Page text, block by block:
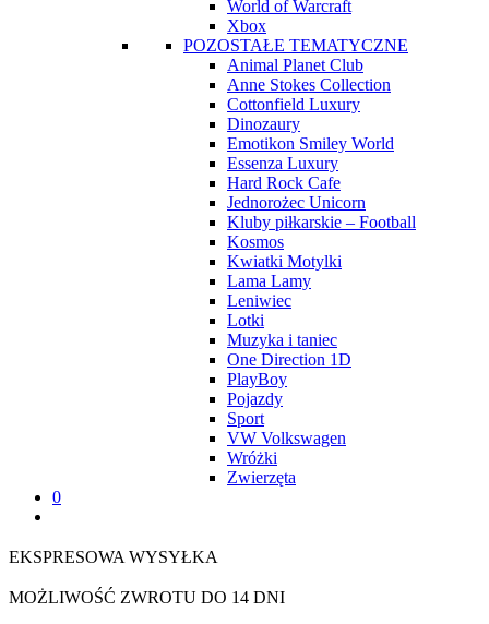
World of Warcraft
Xbox
POZOSTAŁE TEMATYCZNE
Animal Planet Club
Anne Stokes Collection
Cottonfield Luxury
Dinozaury
Emotikon Smiley World
Essenza Luxury
Hard Rock Cafe
Jednorożec Unicorn
Kluby piłkarskie – Football
Kosmos
Kwiatki Motylki
Lama Lamy
Leniwiec
Lotki
Muzyka i taniec
One Direction 1D
PlayBoy
Pojazdy
Sport
VW Volkswagen
Wróżki
Zwierzęta
0
EKSPRESOWA WYSYŁKA
MOŻLIWOŚĆ ZWROTU DO 14 DNI